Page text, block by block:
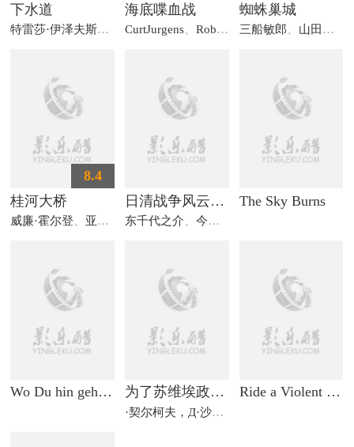
下水道
特雷莎·伊泽夫斯卡 塔杜施·扬查尔、韦恩泽斯洛·格林斯基
海底喋血战
CurtJurgens、 RobertMitchum
蜘蛛巢城
三船敏郎 山田五十铃
8.4
桂河大桥
威廉·霍尔登 亚历克·吉尼斯 、杰克·霍金斯
日清战争风云秘话 雾之街
东千代之介 今井俊二
The Sky Burns
Wo Du hin gehst... 为了苏维埃政权而斗争
·契尔柯夫，Д·沙加尔
Ride a Violent Mile